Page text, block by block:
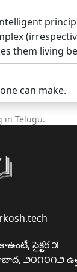
them living
can make.
in Telugu.
సైక్టర ౫
౨౦౧౦౧౨